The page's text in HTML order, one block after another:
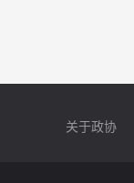
关于政协